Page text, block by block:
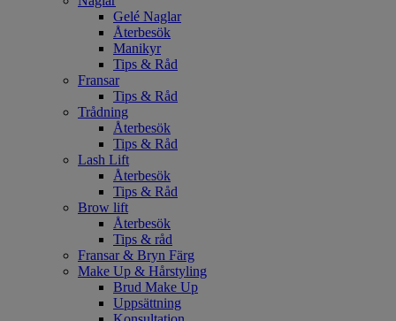
Gelé Naglar
Återbesök
Manikyr
Tips & Råd
Fransar
Tips & Råd
Trådning
Återbesök
Tips & Råd
Lash Lift
Återbesök
Tips & Råd
Brow lift
Återbesök
Tips & råd
Fransar & Bryn Färg
Make Up & Hårstyling
Brud Make Up
Uppsättning